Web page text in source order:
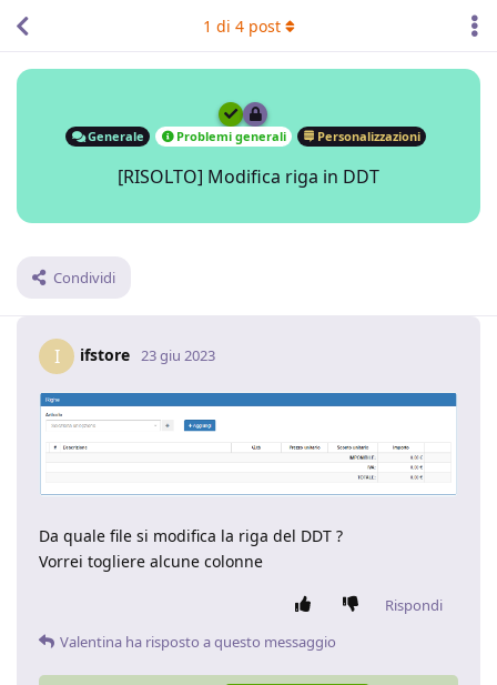
Generale Problemi generali Personalizzazioni
[RISOLTO] Modifica riga in DDT
Condividi
1 di 4post
I ifstore 23 giu 2023
Da quale file si modifica la riga del DDT ?
Vorrei togliere alcune colonne
Rispondi
Valentina ha risposto a questo messaggio